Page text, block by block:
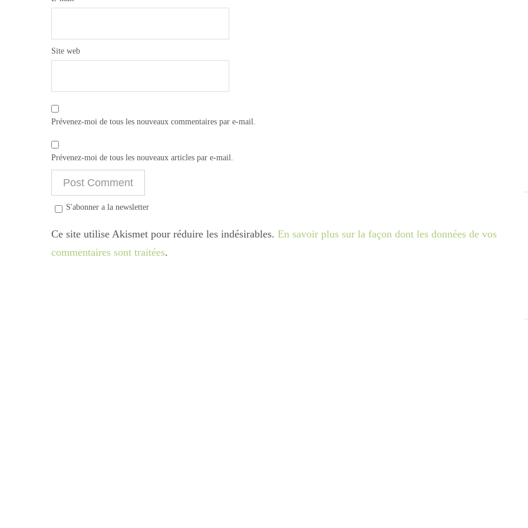
Site web
Prévenez-moi de tous les nouveaux commentaires par e-mail.
Prévenez-moi de tous les nouveaux articles par e-mail.
S'abonner a la newsletter
Ce site utilise Akismet pour réduire les indésirables. En savoir plus sur la façon dont les données de vos
commentaires sont traitées.